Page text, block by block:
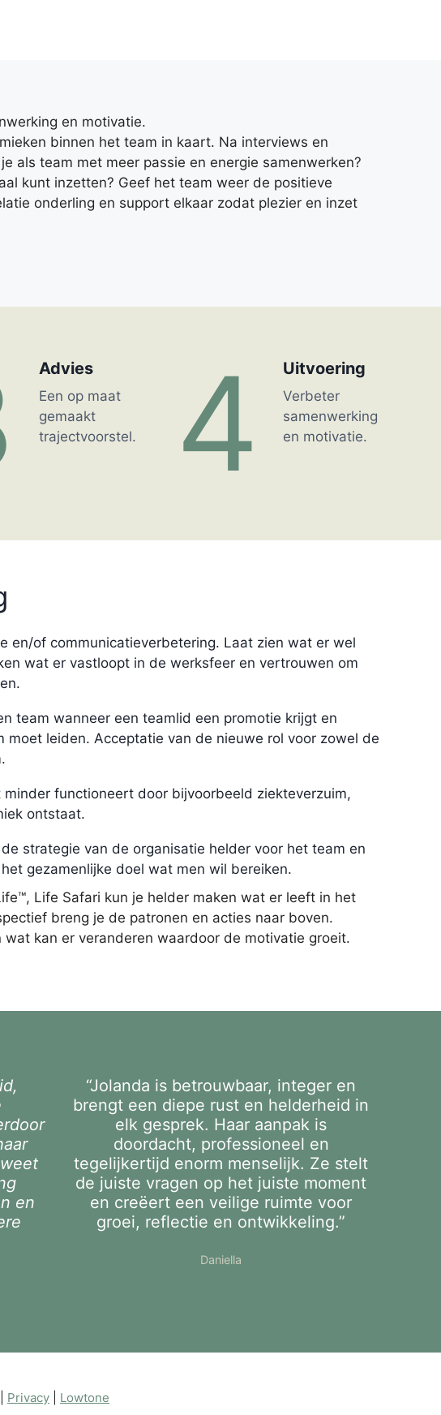
en motivatie.
binnen het team in kaart. Na interviews en
als team met meer passie en energie samenwerken?
kunt inzetten? Geef het team weer de positieve
onderling en support elkaar zodat plezier en inzet
Advies
Een op maat
gemaakt
trajectvoorstel.
4 Uitvoering
Verbeter
samenwerking
en motivatie.
en/of communicatieverbetering. Laat zien wat er wel
wat er vastloopt in de werksfeer en vertrouwen om
team wanneer een teamlid een promotie krijgt en
moet leiden. Acceptatie van de nieuwe rol voor zowel de
functioneert door bijvoorbeeld ziekteverzuim,
ontstaat.
strategie van de organisatie helder voor het team en
gezamenlijke doel wat men wil bereiken.
Life Safari kun je helder maken wat er leeft in het
breng je de patronen en acties naar boven.
kan er veranderen waardoor de motivatie groeit.
en
“Jolanda is betrouwbaar, integer en
brengt een diepe rust en helderheid in
elk gesprek. Haar aanpak is
doordacht, professioneel en
tegelijkertijd enorm menselijk. Ze stelt
de juiste vragen op het juiste moment
en creëert een veilige ruimte voor
groei, reflectie en ontwikkeling.”
Daniella
Privacy Lowtone